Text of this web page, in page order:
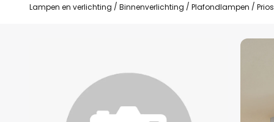
Lampen en verlichting Binnenverlichting Plafondlampen